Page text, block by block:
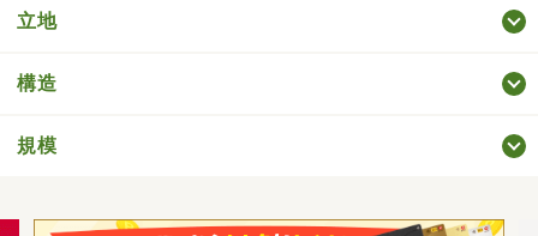
立地
構造
規模